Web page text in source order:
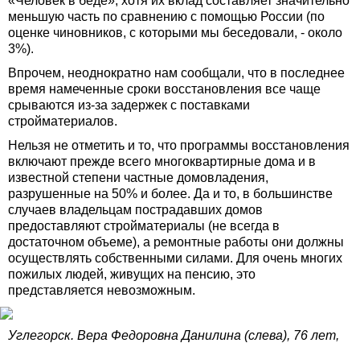
меньшую часть по сравнению с помощью России (по
оценке чиновников, с которыми мы беседовали, - около
3%).
Впрочем, неоднократно нам сообщали, что в последнее
время намеченные сроки восстановления все чаще
срываются из-за задержек с поставками
стройматериалов.
Нельзя не отметить и то, что программы восстановления
включают прежде всего многоквартирные дома и в
известной степени частные домовладения,
разрушенные на 50% и более. Да и то, в большинстве
случаев владельцам пострадавших домов
предоставляют стройматериалы (не всегда в
достаточном объеме), а ремонтные работы они должны
осуществлять собственными силами. Для очень многих
пожилых людей, живущих на пенсию, это
представляется невозможным.
Углегорск. Вера Федоровна Данилина (слева), 76 лет,